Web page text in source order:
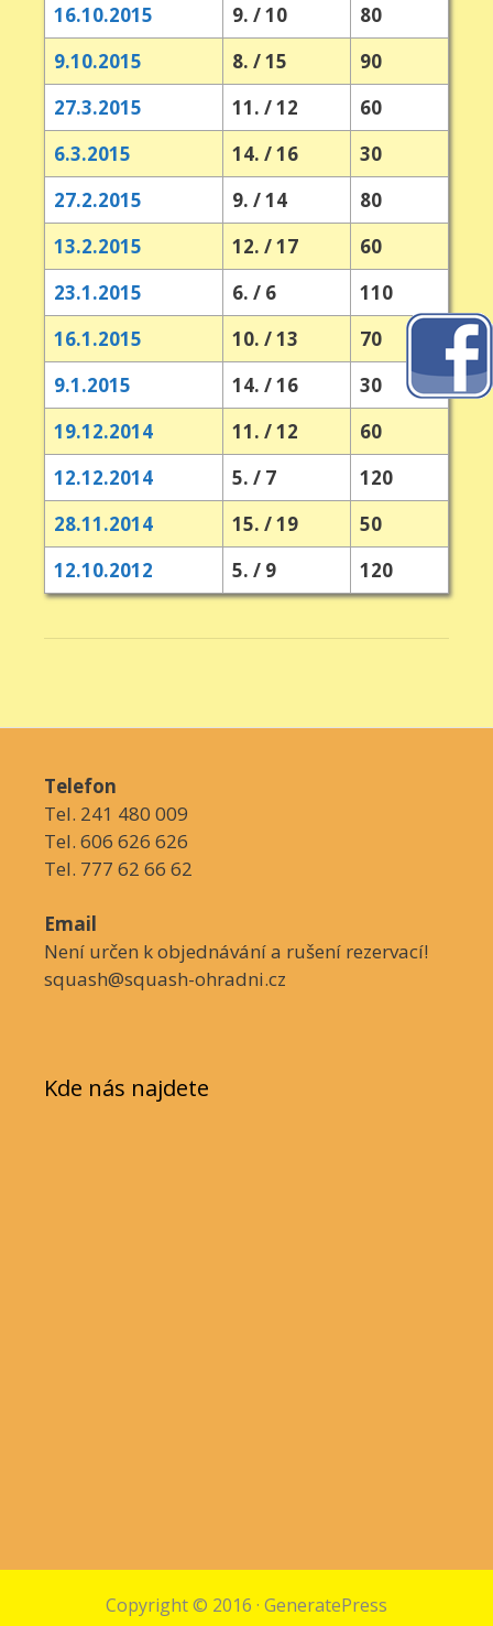
16.10.2015
9. / 10
80
9.10.2015
8. / 15
90
27.3.2015
11. / 12
60
6.3.2015
14. / 16
30
27.2.2015
9. / 14
80
13.2.2015
12. / 17
60
23.1.2015
6. / 6
110
16.1.2015
10. / 13
70
9.1.2015
14. / 16
30
19.12.2014
11. / 12
60
12.12.2014
5. / 7
120
28.11.2014
15. / 19
50
12.10.2012
5. / 9 120
Telefon
Tel. 241 480 009
Tel. 606 626 626
Tel. 777 62 66 62
Email
Není určen k objednávání a rušení rezervací!
squash@squash-ohradni.cz
Kde nás najdete
Copyright © 2016 · GeneratePress